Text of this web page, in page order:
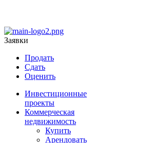
Заявки
Продать
Сдать
Оценить
Инвестиционные
проекты
Коммерческая
недвижимость
Купить
Арендовать